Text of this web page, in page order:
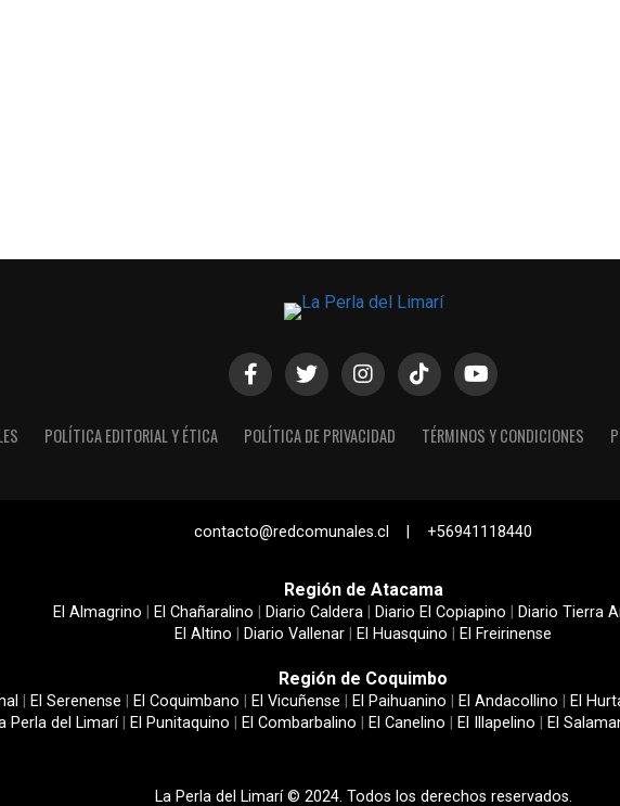
POLÍTICA EDITORIAL Y ÉTICA POLÍTICA DE PRIVACIDAD TÉRMINOS Y CONDICIONES
contacto@redcomunales.cl | +56941118440
Región de Atacama
El Almagrino El Chañaralino Diario Caldera Diario El Copiapino Diario Tierra
El Altino
Diario Vallenar El Huasquino El Freirinense
Región de Coquimbo
El Serenense El Coquimbano El Vicuñense El Paihuanino El Andacollino El
Perla del Limarí| El Punitaquino El Combarbalino El Canelino El Illapelino El
La Perla del Limarí © 2024. Todos los derechos reservados.